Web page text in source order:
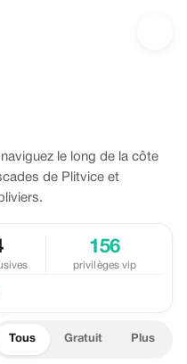
le long de la côte
de Plitvice et
156
privilèges vip
Tous Gratuit Plus